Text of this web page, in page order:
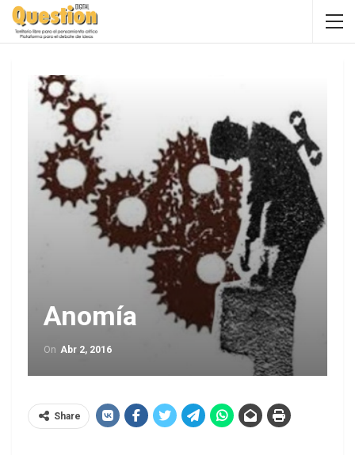
Anomía
On Abr 2, 2016
Share